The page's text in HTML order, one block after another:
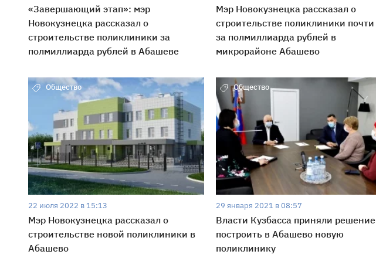
«Завершающий этап»: мэр
Новокузнецка рассказал о
строительстве поликлиники за
полмиллиарда рублей в Абашеве
Мэр Новокузнецка рассказал о
строительстве поликлиники почти
за полмиллиарда рублей в
микрорайоне Абашево
Общество
22 июля 2022 в 15:13
Мэр Новокузнецка рассказал о
строительстве новой поликлиники в
Абашево
Общество
29 января 2021 в 08:57
Власти Кузбасса приняли решение
построить в Абашево новую
поликлинику